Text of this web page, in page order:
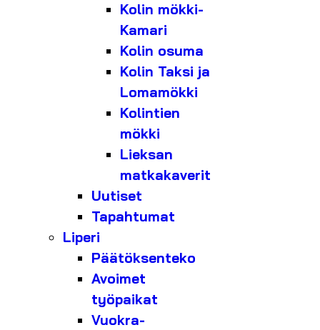
Kolin mökki-
Kamari
Kolin osuma
Kolin Taksi ja
Lomamökki
Kolintien
mökki
Lieksan
matkakaverit
Uutiset
Tapahtumat
Liperi
Päätöksenteko
Avoimet
työpaikat
Vuokra-